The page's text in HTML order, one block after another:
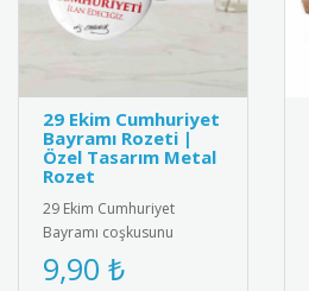
29 Ekim Cumhuriyet
Bayramı Rozeti |
Özel Tasarım Metal
Rozet
29 Ekim Cumhuriyet
Bayramı coşkusunu
taşıyan özel tasarım metal
rozet. Yüksek kaliteli metal
9,90 ₺